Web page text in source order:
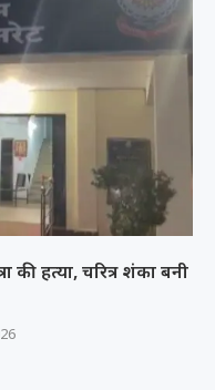
की हत्या, चरित्र शंका बनी